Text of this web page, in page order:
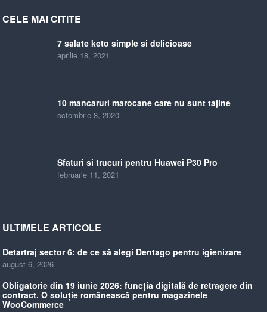
CELE MAI CITITE
7 salate keto simple si delicioase
aprilie 18, 2021
10 mancaruri marocane care nu sunt tajine
octombrie 8, 2020
Sfaturi si trucuri pentru Huawei P30 Pro
februarie 11, 2021
ULTIMELE ARTICOLE
Detartraj sector 6: de ce să alegi Dentago pentru igienizare
august 6, 2026
Obligatorie din 19 iunie 2026: funcția digitală de retragere din
contract. O soluție românească pentru magazinele
WooCommerce